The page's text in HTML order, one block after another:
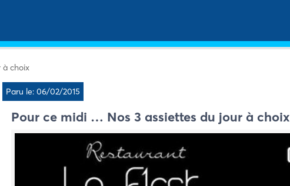
à choix
Paru le: 06/02/2015
Pour ce midi … Nos 3 assiettes du jour à choix